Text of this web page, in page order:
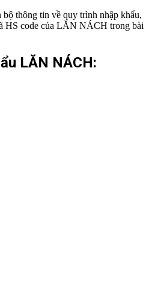
bộ thông tin về quy trình nhập khẩu,
HS code của LĂN NÁCH trong bài
LĂN NÁCH: